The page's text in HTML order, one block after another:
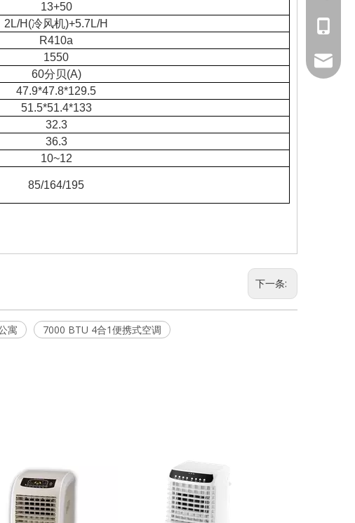
13+50
2L/H(冷风机)+5.7L/H
R410a
1550
60分贝(A)
47.9*47.8*129.5
51.5*51.4*133
32.3
36.3
10~12
85/164/195
下一条:
寓
7000 BTU 4合1便携式空调